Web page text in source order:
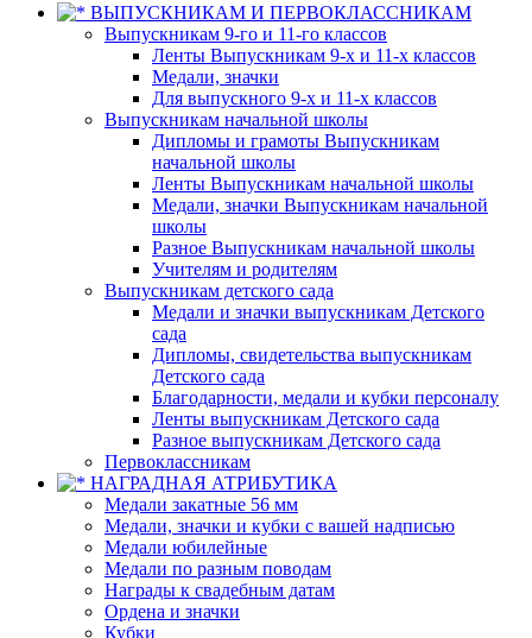
ВЫПУСКНИКАМ И ПЕРВОКЛАССНИКАМ
Выпускникам 9-го и 11-го классов
Ленты Выпускникам 9-х и 11-х классов
Медали, значки
Для выпускного 9-х и 11-х классов
Выпускникам начальной школы
Дипломы и грамоты Выпускникам
начальной школы
Ленты Выпускникам начальной школы
Медали, значки Выпускникам начальной
школы
Разное Выпускникам начальной школы
Учителям и родителям
Выпускникам детского сада
Медали и значки выпускникам Детского
сада
Дипломы, свидетельства выпускникам
Детского сада
Благодарности, медали и кубки персоналу
Ленты выпускникам Детского сада
Разное выпускникам Детского сада
Первоклассникам
НАГРАДНАЯ АТРИБУТИКА
Медали закатные 56 мм
Медали, значки и кубки с вашей надписью
Медали юбилейные
Медали по разным поводам
Награды к свадебным датам
Ордена и значки
Кубки